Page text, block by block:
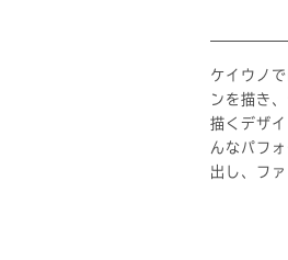
ケイウノ
ンを描き
描くデザ
んなパフ
出し、フ